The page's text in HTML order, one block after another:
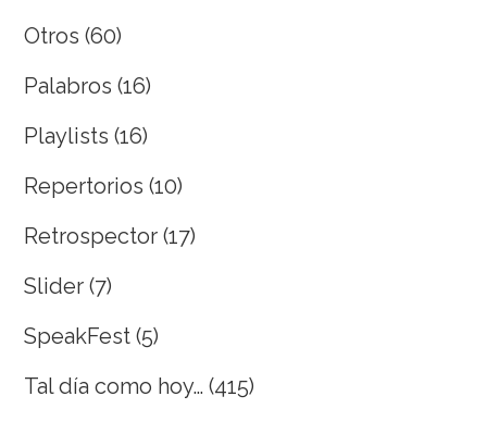
Otros (60)
Palabros (16)
Playlists (16)
Repertorios (10)
Retrospector (17)
Slider (7)
SpeakFest (5)
Tal día como hoy… (415)